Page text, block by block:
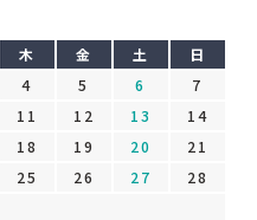
木 金 土
日
4 5 6
7
11 12 13
14
18 19 20
21
25 26 27
28